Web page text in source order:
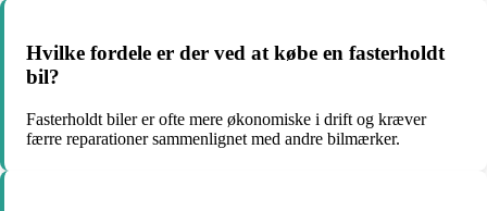
Hvilke fordele er der ved at købe en fasterholdt
bil?
Fasterholdt biler er ofte mere økonomiske i drift og kræver
færre reparationer sammenlignet med andre bilmærker.